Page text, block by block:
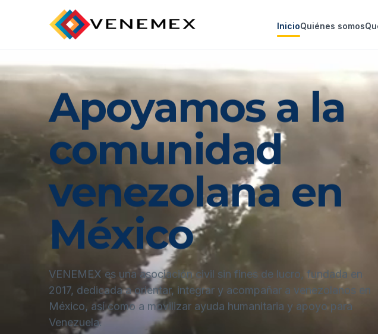
InicioQuiénes somos
Apoyamosala
comunidad
venezolana en
México
VENEMEX es una asociación civil sin fines de lucro, fundada en
2017, dedicada a orientar, integrar y acompañar a venezolanos en
México, así como a movilizar ayuda humanitaria y apoyo para
Venezuela.